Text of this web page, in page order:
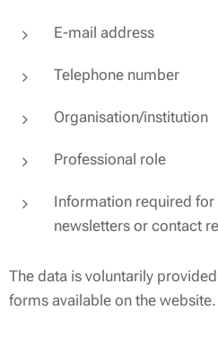
E-mail address
Telephone number
Organisation/institution
Professional role
Information required
newsletters or contact
The data is voluntarily
forms available on the website.